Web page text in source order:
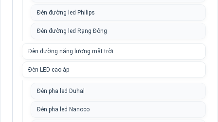
Đèn đường led Philips
Đèn đường led Rạng Đông
Đèn đường năng lượng mặt trời
Đèn LED cao áp
Đèn pha led Duhal
Đèn pha led Nanoco